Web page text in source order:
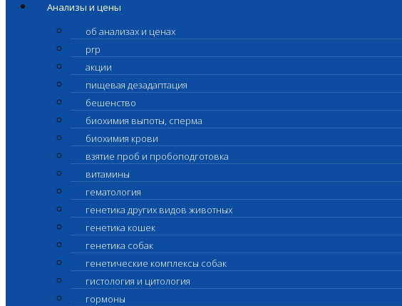
Анализы и цены
об анализах и ценах
prp
акции
пищевая дезадаптация
бешенство
биохимия выпоты, сперма
биохимия крови
взятие проб и пробоподготовка
витамины
гематология
генетика других видов животных
генетика кошек
генетика собак
генетические комплексы собак
гистология и цитология
гормоны